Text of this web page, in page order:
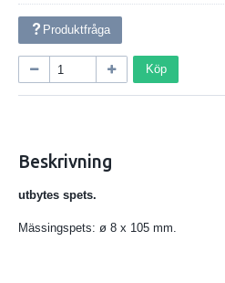
Produktfråga
Köp
Beskrivning
utbytes spets.
Mässingspets: ø 8 x 105 mm.